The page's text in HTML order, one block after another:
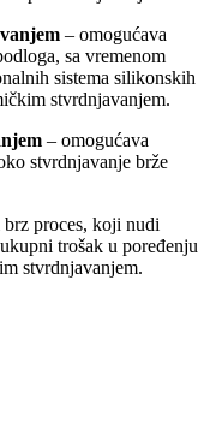
– omogućava
sa vremenom
sistema silikonskih
stvrdnjavanjem.
– omogućava
stvrdnjavanje brže
brz proces, koji nudi
trošak u poređenju
stvrdnjavanjem.